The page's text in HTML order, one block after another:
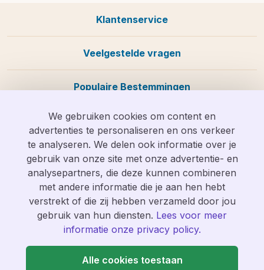
Klantenservice
Veelgestelde vragen
Populaire Bestemmingen
Wij zijn te bereiken op info@vakantieolifant.nl
of op
088 058 0585
We gebruiken cookies om content en
advertenties te personaliseren en ons verkeer
te analyseren. We delen ook informatie over je
gebruik van onze site met onze advertentie- en
analysepartners, die deze kunnen combineren
met andere informatie die je aan hen hebt
verstrekt of die zij hebben verzameld door jou
gebruik van hun diensten. Lees voor meer
informatie onze privacy policy.
Alle cookies toestaan